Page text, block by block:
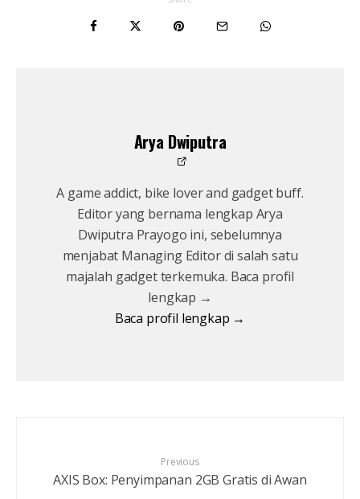
Arya Dwiputra
A game addict, bike lover and gadget buff.
Editor yang bernama lengkap Arya
Dwiputra Prayogo ini, sebelumnya
menjabat Managing Editor di salah satu
majalah gadget terkemuka. Baca profil
lengkap →
Baca profil lengkap →
Previous
AXIS Box: Penyimpanan 2GB Gratis di Awan